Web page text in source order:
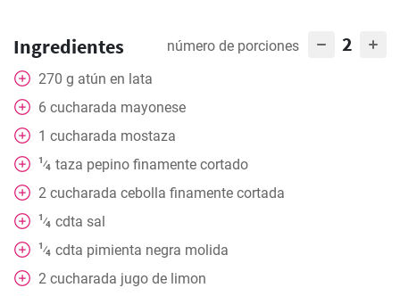
Ingredientes número de porciones 2
270 g atún en lata
6 cucharada mayonese
1 cucharada mostaza
1⁄4 taza pepino finamente cortado
2 cucharada cebolla finamente cortada
1⁄4 cdta sal
1⁄4 cdta pimienta negra molida
2 cucharada jugo de limon